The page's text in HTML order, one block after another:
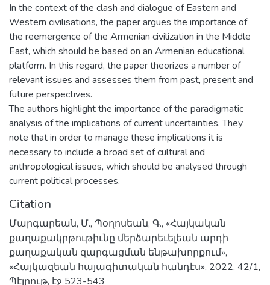
In the context of the clash and dialogue of Eastern and
Western civilisations, the paper argues the importance of
the reemergence of the Armenian civilization in the Middle
East, which should be based on an Armenian educational
platform. In this regard, the paper theorizes a number of
relevant issues and assesses them from past, present and
future perspectives.
The authors highlight the importance of the paradigmatic
analysis of the implications of current uncertainties. They
note that in order to manage these implications it is
necessary to include a broad set of cultural and
anthropological issues, which should be analysed through
current political processes.
Citation
Մարգարեան, Մ., Պօղոսեան, Գ., «Հայկական
քաղաքակրթութիւնը մերձարեւելեան արդի
քաղաքական զարգացման ենթախորքում»,
«Հայկազեան հայագիտական հանդէս», 2022, 42/1,
Պէյրութ, էջ 523-543